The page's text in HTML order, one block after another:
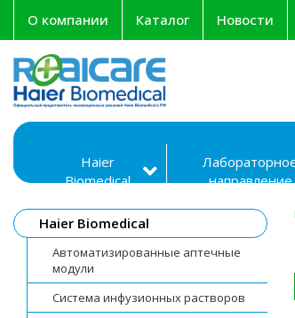
О компании Каталог Новости
Haier
Biomedical
направление
Haier Biomedical
Автоматизированные аптечные
модули
Система инфузионных растворов